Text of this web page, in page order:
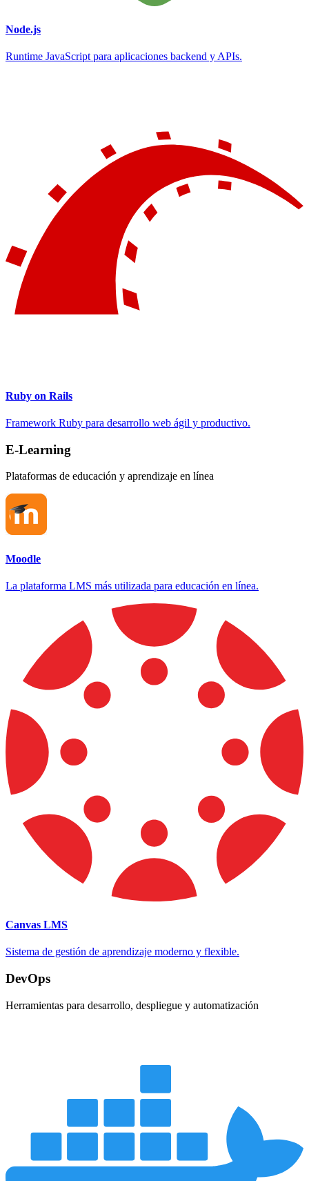
Node.js
Runtime JavaScript para aplicaciones backend y APIs.
Ruby on Rails
Framework Ruby para desarrollo web ágil y productivo.
E-Learning
Plataformas de educación y aprendizaje en línea
Moodle
La plataforma LMS más utilizada para educación en línea.
Canvas LMS
Sistema de gestión de aprendizaje moderno y flexible.
DevOps
Herramientas para desarrollo, despliegue y automatización